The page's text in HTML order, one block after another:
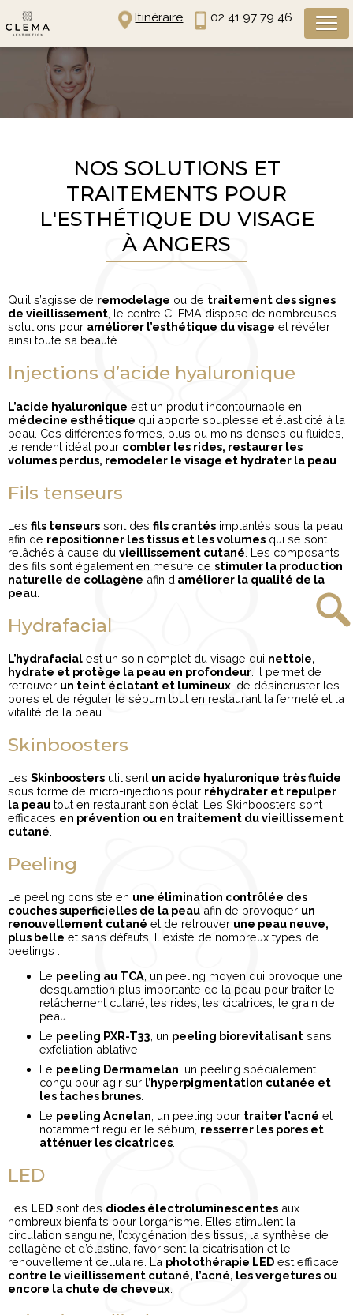
02 41 97 79 46
Itinéraire
NOS SOLUTIONS ET
TRAITEMENTS POUR
L'ESTHÉTIQUE DU VISAGE
À ANGERS
Qu’il s’agisse de remodelage ou de traitement des signes
de vieillissement , le centre CLEMA dispose de nombreuses
solutions pour améliorer l’esthétique du visage et révéler
ainsi toute sa beauté.
Injections d’acide hyaluronique
L’acide hyaluronique est un produit incontournable en
médecine esthétique qui apporte souplesse et élasticité à la
peau. Ces différentes formes, plus ou moins denses ou fluides,
le rendent idéal pour combler les rides, restaurer les
volumes perdus, remodeler le visage et hydrater la peau
Fils tenseurs
Les fils tenseurs sont des fils crantés implantés sous la peau
afin de repositionner les tissus et les volumes qui se sont
relâchés à cause du vieillissement cutané . Les composants
des fils sont également en mesure de stimuler la production
naturelle de collagène afin d’améliorer la qualité de la
peau
Hydrafacial
L’hydrafacial est un soin complet du visage qui nettoie,
hydrate et protège la peau en profondeur . Il permet de
retrouver un teint éclatant et lumineux , de désincruster les
pores et de réguler le sébum tout en restaurant la fermeté et la
vitalité de la peau.
Skinboosters
Les Skinboosters utilisent un acide hyaluronique très fluide
sous forme de micro-injections pour réhydrater et repulper
la peau tout en restaurant son éclat. Les Skinboosters sont
efficaces en prévention ou en traitement du vieillissement
cutané
Peeling
Le peeling consiste en une élimination contrôlée des
couches superficielles de la peau afin de provoquer un
renouvellement cutané et de retrouver une peau neuve,
plus belle et sans défauts. Il existe de nombreux types de
peelings :
Le peeling au TCA , un peeling moyen qui provoque une
desquamation plus importante de la peau pour traiter le
relâchement cutané, les rides, les cicatrices, le grain de
peau…
Le peeling PXR-T33 , un peeling biorevitalisant sans
exfoliation ablative.
Le peeling Dermamelan , un peeling spécialement
conçu pour agir sur l’hyperpigmentation cutanée et
les taches brunes
Le peeling Acnelan , un peeling pour traiter l’acné et
notamment réguler le sébum, resserrer les pores et
atténuer les cicatrices
LED
Les LED sont des diodes électroluminescentes aux
nombreux bienfaits pour l’organisme. Elles stimulent la
circulation sanguine, l’oxygénation des tissus, la synthèse de
collagène et d’élastine, favorisent la cicatrisation et le
renouvellement cellulaire. La photothérapie LED est efficace
contre le vieillissement cutané, l’acné, les vergetures ou
encore la chute de cheveux